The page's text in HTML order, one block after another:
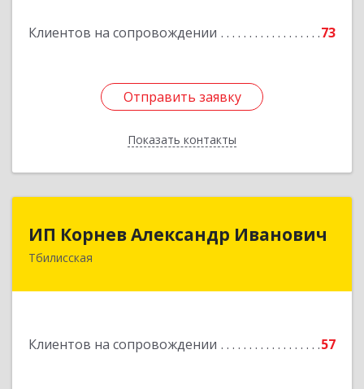
Клиентов на сопровождении 73
Отправить заявку
Показать контакты
Отправить заявку
Назад
ИП Корнев Александр Иванович
Тбилисская
Клиентов на сопровождении 57
352360, Краснодарский край, Тбилисский р-н,